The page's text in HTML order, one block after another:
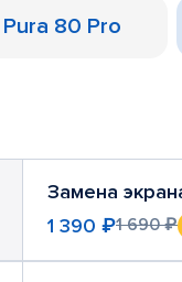
Pura 80 Pro
Замена
1 390 ₽1 690 ₽